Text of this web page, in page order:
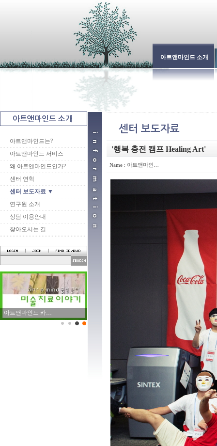
아트앤마인드 소개
아트앤마인드는?
아트앤마인드 서비스
왜 아트앤마인드인가?
센터 연혁
센터 보도자료 ▼
연구원 소개
상담 이용안내
찾아오시는 길
아트앤마인드 카…
'행복 충전 캠프 Healing Art'
Name : 아트앤마인…